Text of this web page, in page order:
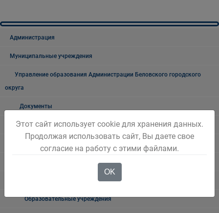
Администрация
Муниципальные учреждения
Управление образования Администрации Беловского городского
округа
Документы
Новости образования
Система образования города Белово
Учреждения дошкольного образования
Образовательные учреждения
Этот сайт использует cookie для хранения данных.
Продолжая использовать сайт, Вы даете свое
согласие на работу с этими файлами.
OK